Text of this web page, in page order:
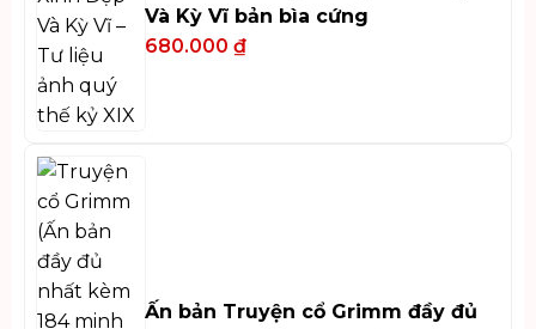
Và Kỳ Vĩ bản bìa cứng
680.000 ₫
Ấn bản Truyện cổ Grimm đầy đủ